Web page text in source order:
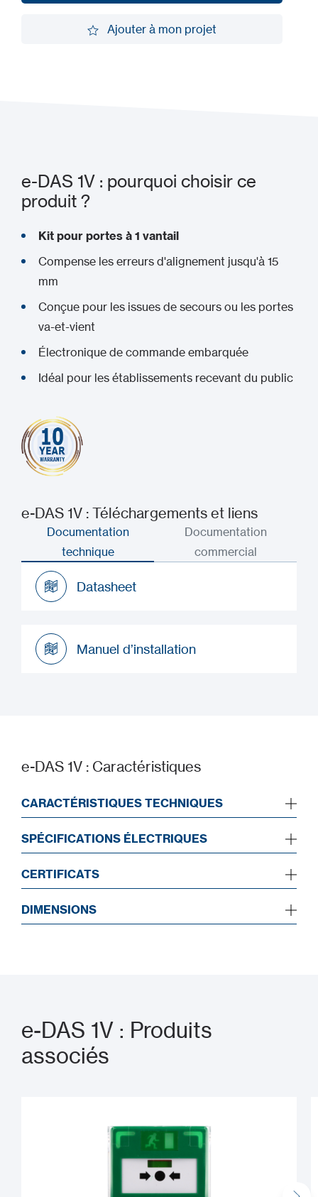
Ajouter à mon projet
e-DAS 1V : pourquoi choisir ce
produit ?
Kit pour portes à 1 vantail
Compense les erreurs d'alignement jusqu'à 15
mm
Conçue pour les issues de secours ou les portes
va-et-vient
Électronique de commande embarquée
Idéal pour les établissements recevant du public
e-DAS 1V : Téléchargements et liens
Documentation
technique
Documentation
commercial
Datasheet
Manuel d’installation
e-DAS 1V : Caractéristiques
CARACTÉRISTIQUES TECHNIQUES
SPÉCIFICATIONS ÉLECTRIQUES
CERTIFICATS
DIMENSIONS
e-DAS 1V : Produits
associés